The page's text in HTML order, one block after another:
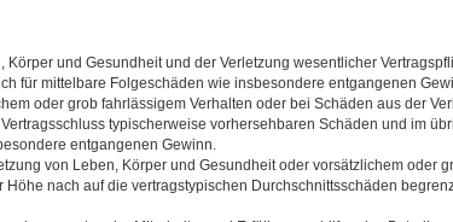
und Gesundheit und der Verletzung wesentlicher
für mittelbare Folgeschäden wie insbesondere entgangenen
oder grob fahrlässigem Verhalten oder bei Schäden aus der
typischerweise vorhersehbaren Schäden und im
entgangenen Gewinn.
von Leben, Körper und Gesundheit oder vorsätzlichem oder
nach auf die vertragstypischen Durchschnittsschäden